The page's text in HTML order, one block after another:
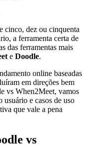
cinco, dez ou cinquenta
a ferramenta certa de
das ferramentas mais
e Doodle.
online baseadas
em direções bem
vs When2Meet, vamos
usuário e casos de uso
que vale a pena
vs